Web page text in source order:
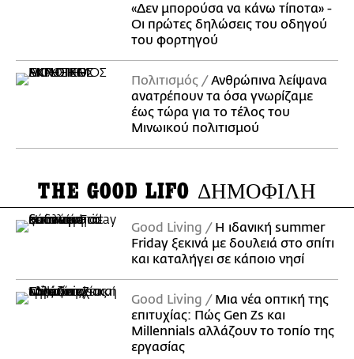
«Δεν μπορούσα να κάνω τίποτα» -
Οι πρώτες δηλώσεις του οδηγού
του φορτηγού
Πολιτισμός
Ανθρώπινα λείψανα
ανατρέπουν τα όσα γνωρίζαμε
έως τώρα για το τέλος του
Μινωικού πολιτισμού
THE GOOD LIFO ΔΗΜΟΦΙΛΗ
Good Living
Η ιδανική summer
Friday ξεκινά με δουλειά στο σπίτι
και καταλήγει σε κάποιο νησί
Good Living
Μια νέα οπτική της
επιτυχίας: Πώς Gen Zs και
Millennials αλλάζουν το τοπίο της
εργασίας